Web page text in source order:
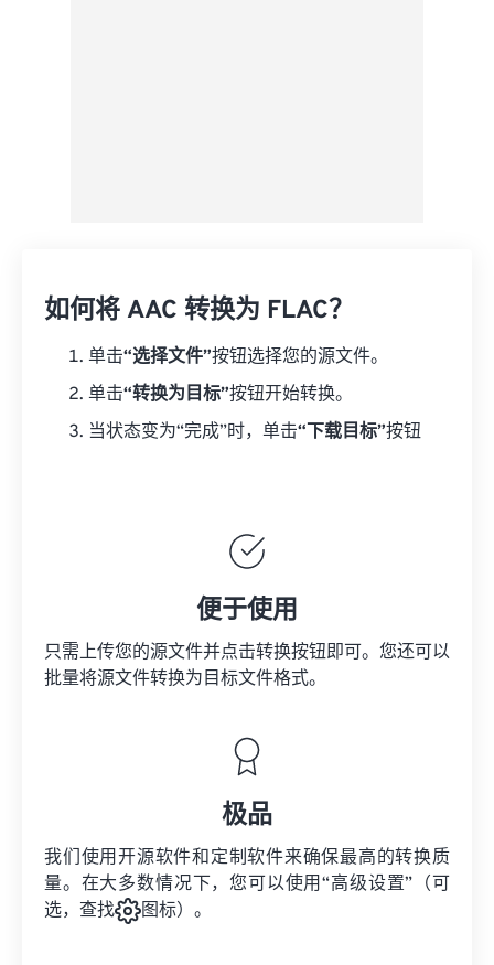
如何将 AAC 转换为 FLAC？
单击“选择文件”按钮选择您的源文件。
单击“转换为目标”按钮开始转换。
当状态变为“完成”时，单击“下载目标”按钮
便于使用
只需上传您的源文件并点击转换按钮即可。您还可以
批量将源文件转换为目标文件格式。
极品
我们使用开源软件和定制软件来确保最高的转换质
量。在大多数情况下，您可以使用“高级设置”（可
选，查找
图标）。